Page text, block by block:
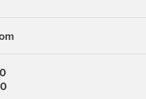
программы просто
Executable позволяет
нормативно-правовым